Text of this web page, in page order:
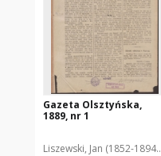
Gazeta Olsztyńska,
1889, nr 1
Liszewski, Jan (1852-1894).